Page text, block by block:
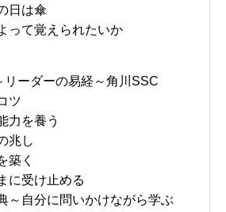
日は傘
って覚えられたいか
リーダーの易経～角川SSC
ツ
力を養う
兆し
築く
に受け止める
～自分に問いかけながら学ぶ